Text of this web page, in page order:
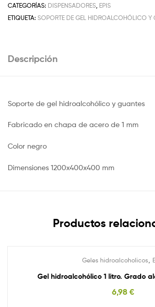
CATEGORÍAS: DISPENSADORES EPIS
ETIQUETA: SOPORTE DE GEL HIDROALCOHÓLICO Y
Descripción
Soporte de gel hidroalcohólico y guantes
Fabricado en chapa de acero de 1 mm
Color negro
Dimensiones 1200x400x400 mm
Productos
Geles hidroalcoholicos
Gel hidroalcohólico 1 litro. Grado
6,98 €